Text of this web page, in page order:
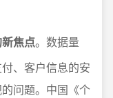
焦点。数据量
、客户信息的安
问题。中国《个